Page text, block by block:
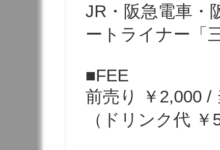
JR・阪急電車・
ートライナー「
■FEE
前売り ￥2,000 /
（ドリンク代